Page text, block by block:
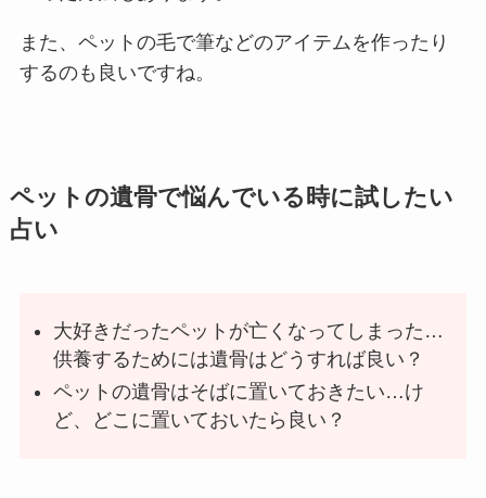
また、ペットの毛で筆などのアイテムを作ったり
するのも良いですね。
ペットの遺骨で悩んでいる時に試したい
占い
大好きだったペットが亡くなってしまった…
供養するためには遺骨はどうすれば良い？
ペットの遺骨はそばに置いておきたい…け
ど、どこに置いておいたら良い？